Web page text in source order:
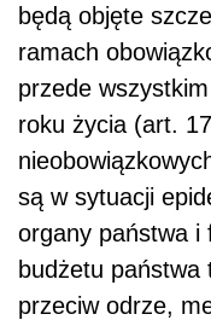
będą objęte
ramach
przede wszystkim
roku życia (art.
są w sytuacji
organy państwa i
budżetu państwa
przeciw odrze,